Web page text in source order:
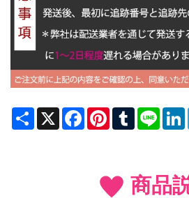
Share X FacebookPinterestTumblrLine
商品